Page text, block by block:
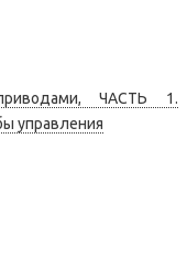
ЧАСТЬ 1.
управления